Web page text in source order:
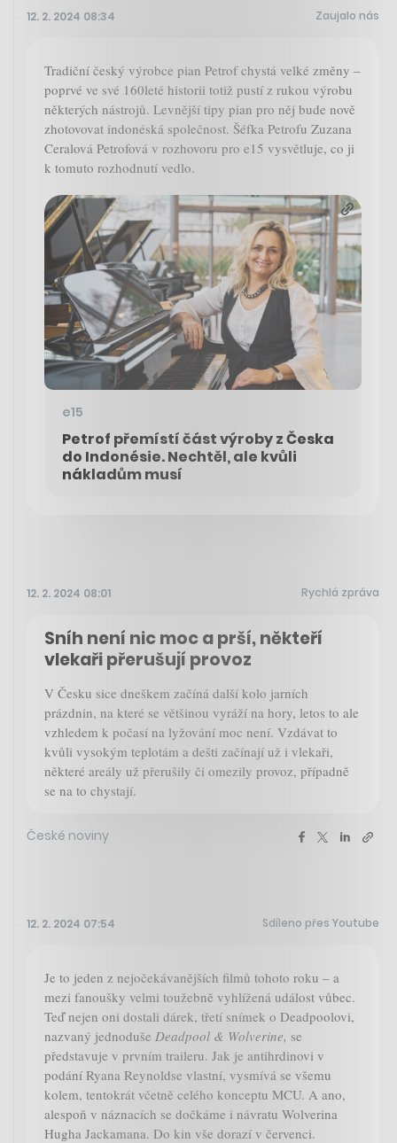
12. 2. 2024 08:34 Zaujalo nás
Tradiční český výrobce pian Petrof chystá velké změny –
poprvé ve své 160leté historii totiž pustí z rukou výrobu
některých nástrojů. Levnější tipy pian pro něj bude nově
zhotovovat indonéská společnost. Šéfka Petrofu Zuzana
Ceralová Petrofová v rozhovoru pro e15 vysvětluje, co ji
k tomuto rozhodnutí vedlo.
e15
Petrof přemístí část výroby z Česka
do Indonésie. Nechtěl, ale kvůli
nákladům musí
12. 2. 2024 08:01 Rychlá zpráva
Sníh není nic moc a prší, někteří
vlekaři přerušují provoz
V Česku sice dneškem začíná další kolo jarních
prázdnin, na které se většinou vyráží na hory, letos to ale
vzhledem k počasí na lyžování moc není. Vzdávat to
kvůli vysokým teplotám a dešti začínají už i vlekaři,
některé areály už přerušily či omezily provoz, případně
se na to chystají.
České noviny
12. 2. 2024 07:54 Sdíleno přes Youtube
Je to jeden z nejočekávanějších filmů tohoto roku – a
mezi fanoušky velmi toužebně vyhlížená událost vůbec.
Teď nejen oni dostali dárek, třetí snímek o Deadpoolovi,
nazvaný jednoduše Deadpool & Wolverine, se
představuje v prvním traileru. Jak je antihrdinovi v
podání Ryana Reynoldse vlastní, vysmívá se všemu
kolem, tentokrát včetně celého konceptu MCU. A ano,
alespoň v náznacích se dočkáme i návratu Wolverina
Hugha Jackamana. Do kin vše dorazí v červenci.